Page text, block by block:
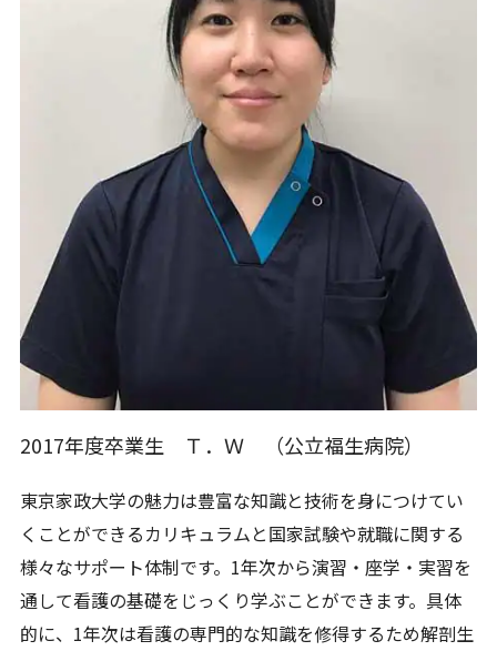
2017年度卒業生 Ｔ．Ｗ （公立福生病院）
東京家政大学の魅力は豊富な知識と技術を身につけてい
くことができるカリキュラムと国家試験や就職に関する
様々なサポート体制です。1年次から演習・座学・実習を
通して看護の基礎をじっくり学ぶことができます。具体
的に、1年次は看護の専門的な知識を修得するため解剖生